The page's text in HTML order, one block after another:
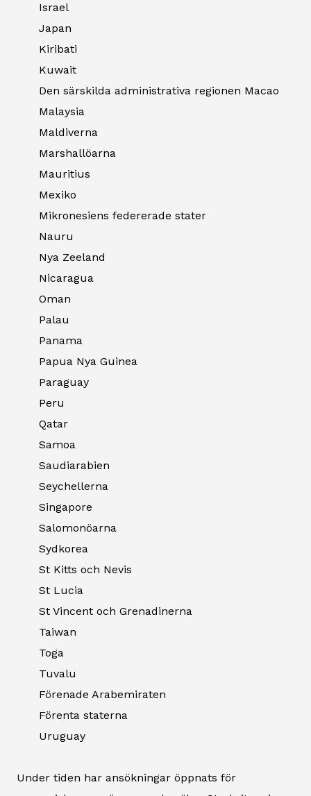
Israel
Japan
Kiribati
Kuwait
Den särskilda administrativa regionen Macao
Malaysia
Maldiverna
Marshallöarna
Mauritius
Mexiko
Mikronesiens federerade stater
Nauru
Nya Zeeland
Nicaragua
Oman
Palau
Panama
Papua Nya Guinea
Paraguay
Peru
Qatar
Samoa
Saudiarabien
Seychellerna
Singapore
Salomonöarna
Sydkorea
St Kitts och Nevis
St Lucia
St Vincent och Grenadinerna
Taiwan
Toga
Tuvalu
Förenade Arabemiraten
Förenta staterna
Uruguay
Under tiden har ansökningar öppnats för